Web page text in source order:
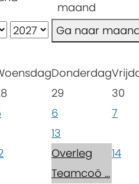
maand
Ga naar
Donderdag
29
30
6 7
13
Overleg
Teamcoö ...
14